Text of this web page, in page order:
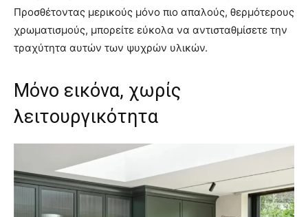
Προσθέτοντας μερικούς μόνο πιο απαλούς, θερμότερους
χρωματισμούς, μπορείτε εύκολα να αντισταθμίσετε την
τραχύτητα αυτών των ψυχρών υλικών.
Μόνο εικόνα, χωρίς
λειτουργικότητα